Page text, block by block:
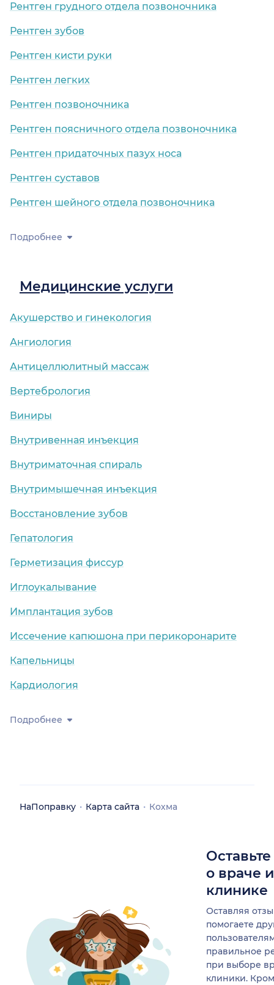
Рентген грудного отдела позвоночника
Рентген зубов
Рентген кисти руки
Рентген легких
Рентген позвоночника
Рентген поясничного отдела позвоночника
Рентген придаточных пазух носа
Рентген суставов
Рентген шейного отдела позвоночника
Подробнее
Медицинские услуги
Акушерство и гинекология
Ангиология
Антицеллюлитный массаж
Вертебрология
Виниры
Внутривенная инъекция
Внутриматочная спираль
Внутримышечная инъекция
Восстановление зубов
Гепатология
Герметизация фиссур
Иглоукалывание
Имплантация зубов
Иссечение капюшона при перикоронарите
Капельницы
Кардиология
Подробнее
НаПоправку Карта сайта Кохма
о враче
клинике
Оставляя
помогаете
правильное
при выборе
клиники.